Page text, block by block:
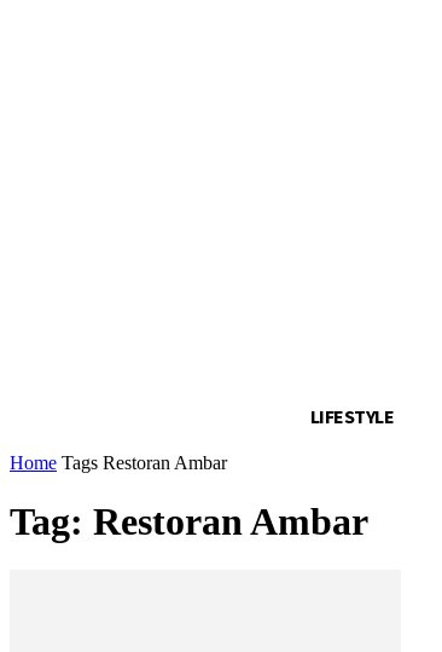
LIFESTYLE
Home Tags Restoran Ambar
Tag: Restoran Ambar